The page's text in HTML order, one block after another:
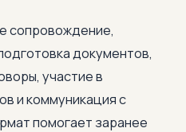
сопровождение,
документов,
участие в
и коммуникация с
помогает заранее